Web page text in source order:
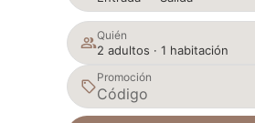
Quién
2 adultos · 1 habitación
Promoción